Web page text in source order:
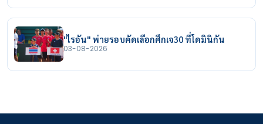
"ไรอัน" พ่ายรอบคัดเลือกศึกเจ30 ที่โดมินิกัน
03-08-2026